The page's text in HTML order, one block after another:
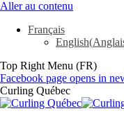
Aller au contenu
Français
English(
Top Right Menu (FR)
Facebook page opens in
Curling Québec